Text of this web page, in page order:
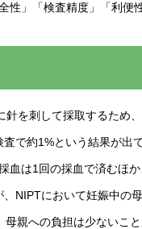
」「検査精度」「利便
を刺して採取するため
で約1%という結果が出
は1回の採血で済むほ
NIPTにおいて妊娠中の
親への負担は少ないこ